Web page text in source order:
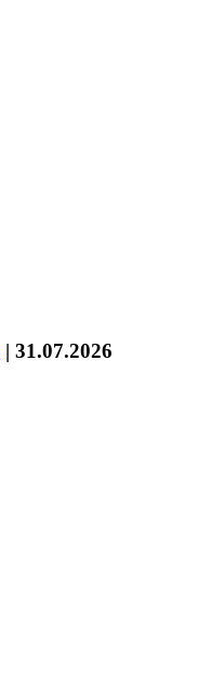
| 31.07.2026